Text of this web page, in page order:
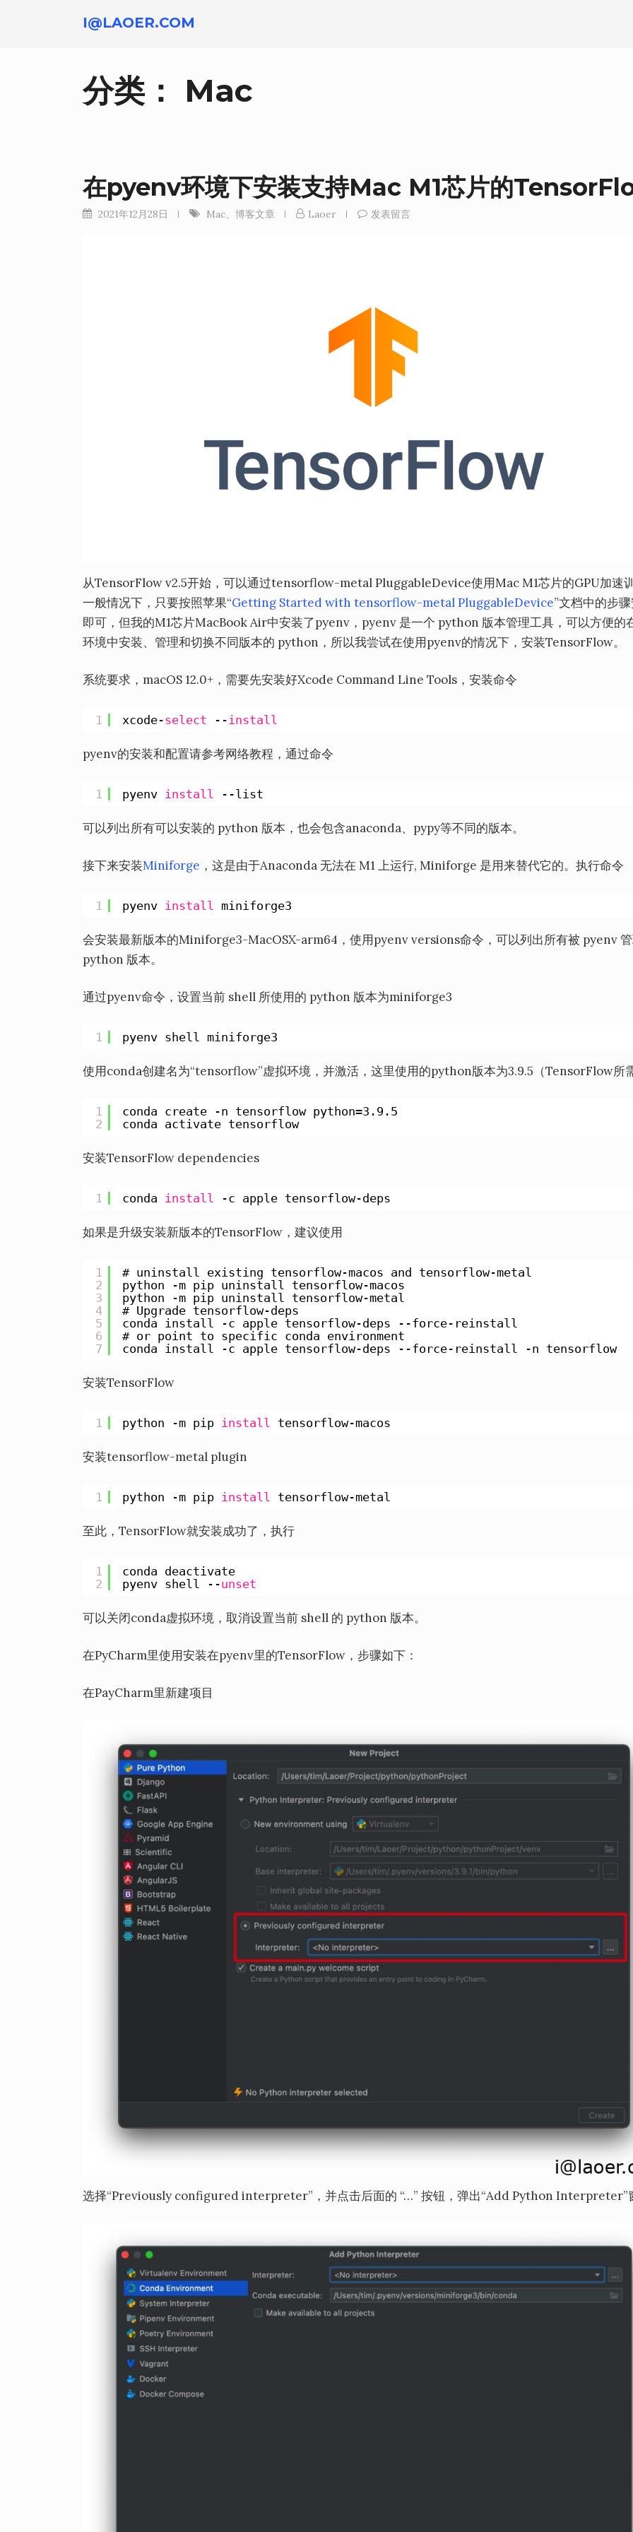
I@LAOER.COM
分类： Mac
在pyenv环境下安装支持Mac M1芯片的
2021年12月28日 Mac、 博客文章 Laoer 发表留言
从TensorFlow v2.5开始，可以通过tensorflow-metal PluggableDevice使用Mac M1芯片的GPU加速
一般情况下，只要按照苹果“Getting Started with tensorflow-metal PluggableDevice”文档中的步
即可，但我的M1芯片MacBook Air中安装了pyenv，pyenv 是一个 python 版本管理工具，可以方便的
环境中安装、管理和切换不同版本的 python，所以我尝试在使用pyenv的情况下，安装TensorFlow。
系统要求，macOS 12.0+，需要先安装好Xcode Command Line Tools，安装命令
1 xcode-select -- install
pyenv的安装和配置请参考网络教程，通过命令
1 pyenv install --list
可以列出所有可以安装的 python 版本，也会包含anaconda、pypy等不同的版本。
接下来安装Miniforge ，这是由于Anaconda 无法在 M1 上运行, Miniforge 是用来替代它的。执行命令
1 pyenv install miniforge3
会安装最新版本的Miniforge3-MacOSX-arm64，使用pyenv versions命令，可以列出所有被 pyenv
python 版本。
通过pyenv命令，设置当前 shell 所使用的 python 版本为miniforge3
1 pyenv shell miniforge3
使用conda创建名为“tensorflow”虚拟环境，并激活，这里使用的python版本为3.9.5（TensorFlow所
1
2
conda create -n tensorflow python=3.9.5
conda activate tensorflow
安装TensorFlow dependencies
1 conda install -c apple tensorflow-deps
如果是升级安装新版本的TensorFlow，建议使用
1
2
3
4
5
6
7
# uninstall existing tensorflow-macos and tensorflow-metal
python -m pip uninstall tensorflow-macos
python -m pip uninstall tensorflow-metal
# Upgrade tensorflow-deps
conda install -c apple tensorflow-deps --force-reinstall
# or point to specific conda environment
conda install -c apple tensorflow-deps --force-reinstall -n tensorflow
安装TensorFlow
1 python -m pip install tensorflow-macos
安装tensorflow-metal plugin
1 python -m pip install tensorflow-metal
至此，TensorFlow就安装成功了，执行
1
2
conda deactivate
pyenv shell --unset
可以关闭conda虚拟环境，取消设置当前 shell 的 python 版本。
在PyCharm里使用安装在pyenv里的TensorFlow，步骤如下：
在PayCharm里新建项目
选择“Previously configured interpreter”，并点击后面的 “…” 按钮，弹出“Add Python Interpreter”